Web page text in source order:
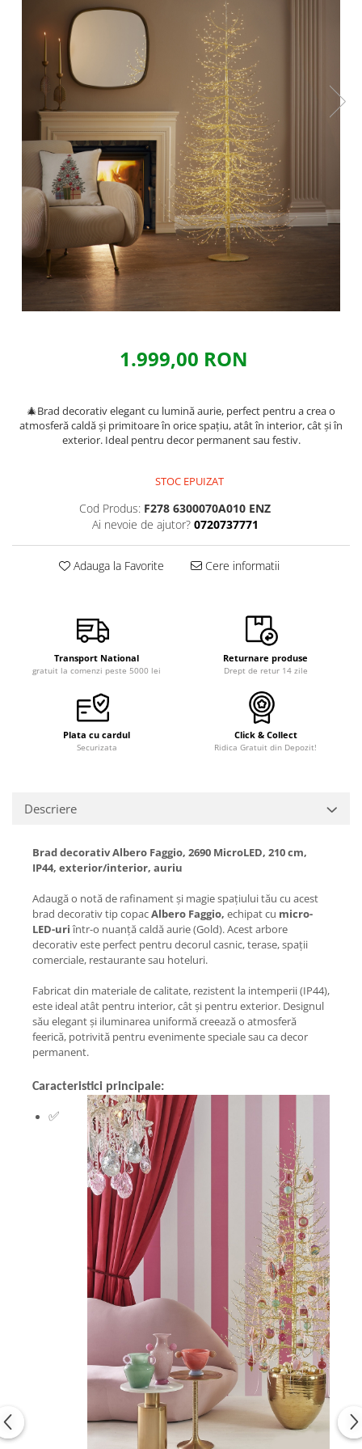
1.999,00 RON
🎄Brad decorativ elegant cu lumină aurie, perfect pentru a crea o
atmosferă caldă și primitoare în orice spațiu, atât în interior, cât și în
exterior. Ideal pentru decor permanent sau festiv.
STOC EPUIZAT
Cod Produs: F278 6300070A010 ENZ
Ai nevoie de ajutor? 0720737771
Adauga la Favorite Cere informatii
Transport National
gratuit la comenzi peste 5000 lei
Returnare produse
Drept de retur 14 zile
Plata cu cardul
Securizata
Click & Collect
Ridica Gratuit din Depozit!
Descriere
Brad decorativ Albero Faggio, 2690 MicroLED, 210 cm,
IP44, exterior/interior, auriu
Adaugă o notă de rafinament și magie spațiului tău cu acest
brad decorativ tip copacAlbero Faggio, echipat cu micro-
LED-uriîntr-o nuanță caldă aurie (Gold). Acest arbore
decorativ este perfect pentru decorul casnic, terase, spații
comerciale, restaurante sau hoteluri.
Fabricat din materiale de calitate, rezistent la intemperii (IP44),
este ideal atât pentru interior, cât și pentru exterior. Designul
său elegant și iluminarea uniformă creează o atmosferă
feerică, potrivită pentru evenimente speciale sau ca decor
permanent.
Caracteristici principale:
✅